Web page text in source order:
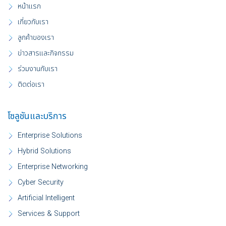
หน้าแรก
เกี่ยวกับเรา
ลูกค้าของเรา
ข่าวสารและกิจกรรม
ร่วมงานกับเรา
ติดต่อเรา
โซลูชันและบริการ
Enterprise Solutions
Hybrid Solutions
Enterprise Networking
Cyber Security
Artificial Intelligent
Services & Support